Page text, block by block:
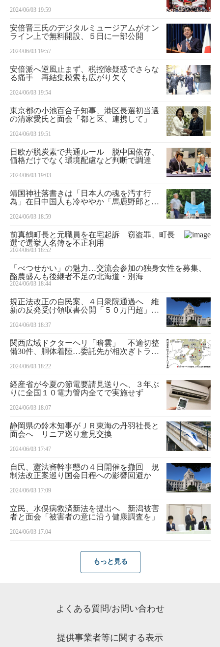
2024/06/03 19:59
安倍晋三氏のデジタルミュージアムがオン
ライン上で無料開設、５日に一部公開
2024/06/03 19:57
安倍派へ逆風止まず、税控除疑惑でさらな
る痛手 再結集模索も広がり欠く
2024/06/03 19:54
東京都の小池百合子知事、港区長選初当選
の清家愛氏と面会「都と区、連携して」
2024/06/03 19:51
日欧が脱炭素で共通ルール 脱中国依存、
価格だけでなく環境配慮など判断で調達
2024/06/03 19:03
靖国神社落書きは「日本人の魂を汚す行
為」在日中国人も冷ややか「馬鹿野郎とい
2024/06/03 18:59
前真鶴町長と元職員を在宅起訴 窃盗罪、町長
選で選挙人名簿を不正利用
2024/06/03 18:52
「べつせかい」の魅力…交流会参加の独身女性を募集、
酪農盛んも後継者不足の北海道・別海
2024/06/03 18:44
規正法改正の自民案、４日衆院通過へ 維
新の反発受け領収書公開「５０万円超」削
2024/06/03 18:37
関西広域ドクターヘリ「暗雲」 不適切整
備30件、胴体着陸…委託先が相次ぎトラブ
2024/06/03 18:22
経産省が今夏の節電要請見送りへ、３年ぶ
りに全国１０電力管内全てで実施せず
2024/06/03 18:07
静岡県の鈴木知事がＪＲ東海の丹羽社長と
面会へ リニア巡り意見交換
2024/06/03 17:47
自民、憲法審幹事懇の４日開催を撤回 規
制法改正案巡り国会日程への影響回避か
2024/06/03 17:09
立民、水俣病救済新法を提出へ 新潟被害
者と面会「被害者の意に沿う健康調査を」
2024/06/03 17:04
もっと見る
よくある質問/お問い合わせ
提供事業者等に関する表示